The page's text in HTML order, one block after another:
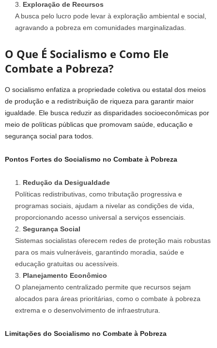
Exploração de Recursos
A busca pelo lucro pode levar à exploração ambiental e social,
agravando a pobreza em comunidades marginalizadas.
O Que É Socialismo e Como Ele
Combate a Pobreza?
O socialismo enfatiza a propriedade coletiva ou estatal dos meios
de produção e a redistribuição de riqueza para garantir maior
igualdade. Ele busca reduzir as disparidades socioeconômicas por
meio de políticas públicas que promovam saúde, educação e
segurança social para todos.
Pontos Fortes do Socialismo no Combate à Pobreza
Redução da Desigualdade
Políticas redistributivas, como tributação progressiva e
programas sociais, ajudam a nivelar as condições de vida,
proporcionando acesso universal a serviços essenciais.
Segurança Social
Sistemas socialistas oferecem redes de proteção mais robustas
para os mais vulneráveis, garantindo moradia, saúde e
educação gratuitas ou acessíveis.
Planejamento Econômico
O planejamento centralizado permite que recursos sejam
alocados para áreas prioritárias, como o combate à pobreza
extrema e o desenvolvimento de infraestrutura.
Limitações do Socialismo no Combate à Pobreza